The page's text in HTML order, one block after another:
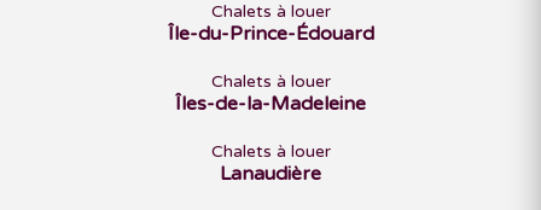
Chalets à louer
Île-du-Prince-Édouard
Chalets à louer
Îles-de-la-Madeleine
Chalets à louer
Lanaudière